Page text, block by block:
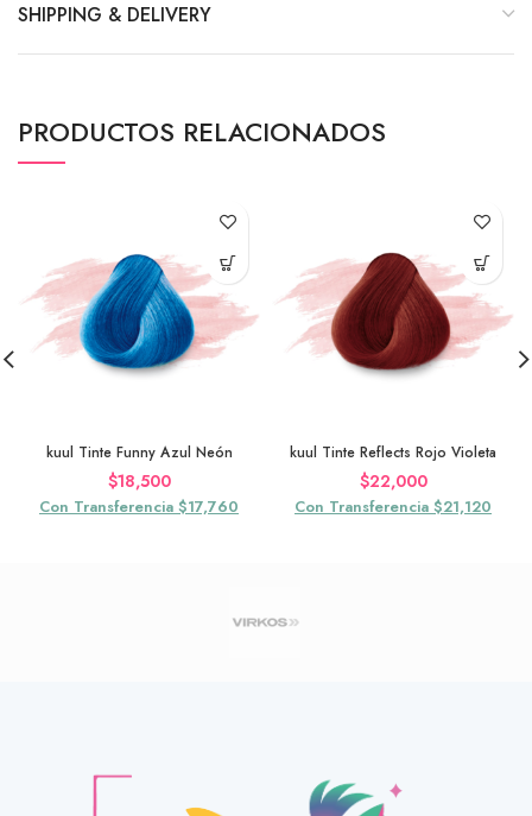
SHIPPING & DELIVERY
PRODUCTOS RELACIONADOS
kuul Tinte Funny Azul Neón
$18,500
Con Transferencia $17,760
kuul Tinte Reflects Rojo Violeta
$22,000
Con Transferencia $21,120